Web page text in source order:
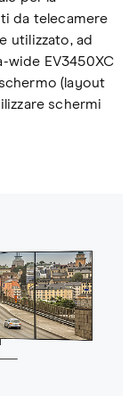
da telecamere
utilizzato, ad
wide EV3450XC
(layout
schermi